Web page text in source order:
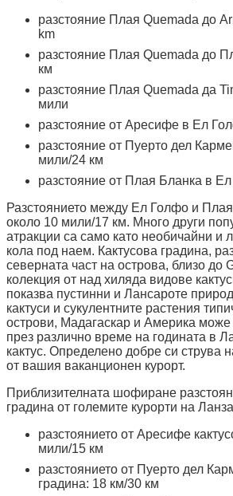
разстояние Плая Quemada до
km
разстояние Плая Quemada до
км
разстояние Плая Quemada да
мили
разстояние от Аресифе в Ел
разстояние от Пуерто дел
мили/24 км
разстояние от Плая Бланка в
Разстоянието между Ел Голфо и
около 10 мили/17 км. Много други
атракции са само като необичайни и
кола под наем. Кактусова градина,
северната част на острова, близо до
колекция от над хиляда видове
показва пустинни и Лансароте
кактуси и сукулентните растения
острови, Мадагаскар и Америка
през различно време на годината в
кактус. Определено добре си струва
от вашия ваканционен курорт.
Приблизителната шофиране
градина от големите курорти на
разстоянието от Аресифе
мили/15 км
разстоянието от Пуерто дел
градина: 18 км/30 км